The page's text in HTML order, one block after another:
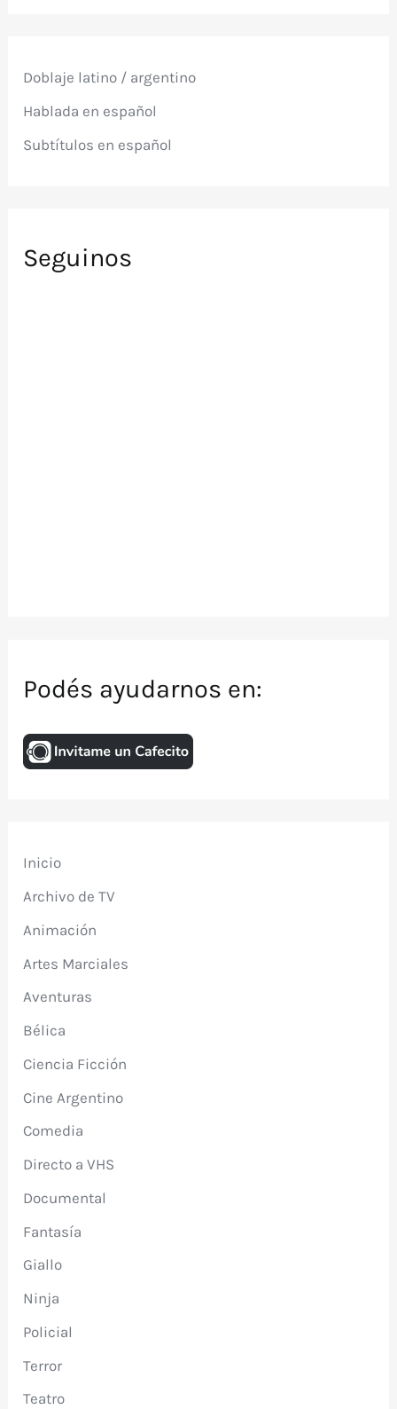
o
:
Doblaje latino / argentino
Hablada en español
Subtítulos en español
Seguinos
Podés ayudarnos en:
Inicio
Archivo de TV
Animación
Artes Marciales
Aventuras
Bélica
Ciencia Ficción
Cine Argentino
Comedia
Directo a VHS
Documental
Fantasía
Giallo
Ninja
Policial
Terror
Teatro